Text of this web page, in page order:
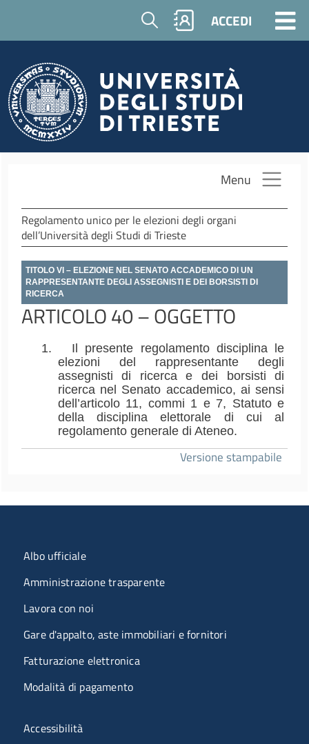
Salta al contenuto principale
Cerca ACCEDI
Menu
Regolamento unico per le elezioni degli organi
dell’Università degli Studi di Trieste
TITOLO VI – ELEZIONE NEL SENATO ACCADEMICO DI UN
RAPPRESENTANTE DEGLI ASSEGNISTI E DEI BORSISTI DI
RICERCA
ARTICOLO 40 – OGGETTO
1.
Il presente regolamento disciplina le
elezioni del rappresentante degli
assegnisti di ricerca e dei borsisti di
ricerca nel Senato accademico, ai sensi
dell’articolo 11, commi 1 e 7, Statuto e
della disciplina elettorale di cui al
regolamento generale di Ateneo.
Versione stampabile
Menu organizzazione
Albo ufficiale
Amministrazione trasparente
Lavora con noi
Gare d'appalto, aste immobiliari e fornitori
Fatturazione elettronica
Modalità di pagamento
Menù riferimenti
Accessibilità